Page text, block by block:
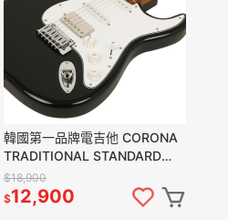
韓國第一品牌電吉他 CORONA
TRADITIONAL STANDARD
PLUS ST SP22 BLK 單單雙
$18,900
$12,900